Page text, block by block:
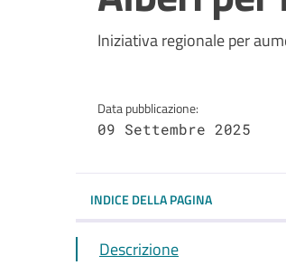
Dettagli
Iniziativa regionale per
Data pubblicazione:
09 Settembre 2025
INDICE DELLA PAGINA
Descrizione